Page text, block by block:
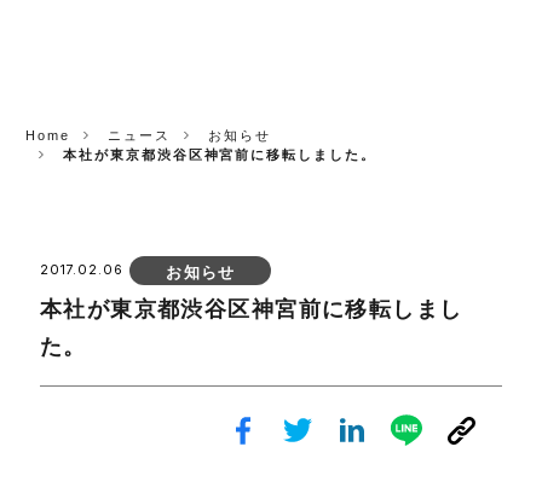
Home ニュース
お知らせ
本社が東京都渋谷区神宮前に移転しました。
2017.02.06 お知らせ
本社が東京都渋谷区神宮前に移転しまし
た。